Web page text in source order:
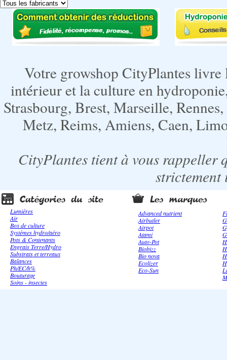
Votre growshop CityPlantes
intérieur et la culture en
Strasbourg, Brest, Marseille,
Metz, Reims, Amiens, Caen,
CityPlantes tient à vous rappeller
strictement
Lumières
Air
Box de culture
Systèmes hydro/aéro
Pots & Contenants
Engrais Terre/Hydro
Substrats et terreaux
Balances
Ph/EC/h%
Bouturage
Soins - insectes
Advanced nutrient
Airbutler
Airpot
Atami
Auto-Pot
Biobizz
Bio nova
Ecolizer
Eco-Sun